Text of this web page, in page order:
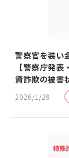
警察官を装い
【警察庁発
資詐欺の被害
2026/1/29